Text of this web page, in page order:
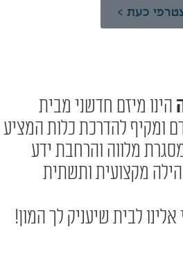
כעת >
הינו מיזם חדשני מבית
ומקיף להדרכת כלות המציע
מלווה והרחבת ידע
מקצועית ותשתית